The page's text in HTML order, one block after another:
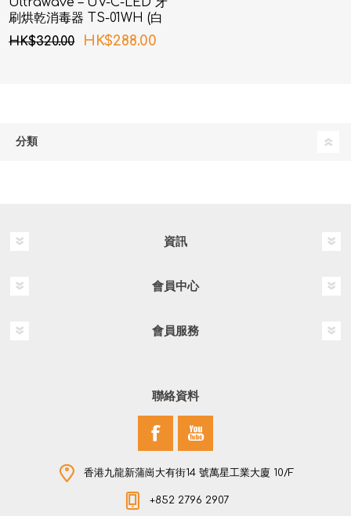
刷烘乾消毒器 TS-01WH (白
色)
HK$320.00 HK$288.00
分類
資訊
會員中心
會員服務
聯絡資料
香港九龍新蒲崗大有街14 號萬星工業大廈 10/F
+852 2796 2907